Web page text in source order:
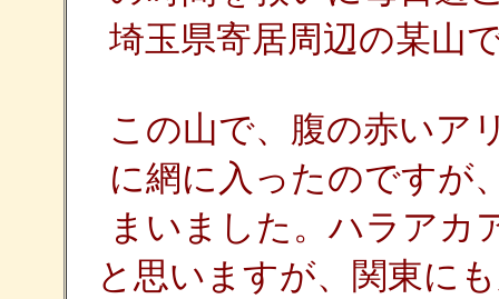
埼玉県寄居周辺の某山
この山で、腹の赤いア
に網に入ったのですが
まいました。ハラアカ
と思いますが、関東に